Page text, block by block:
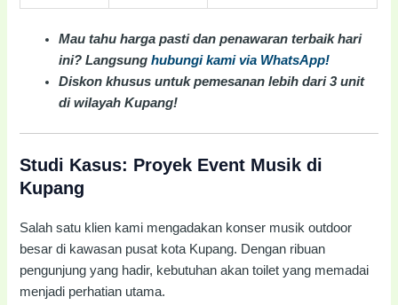
Mau tahu harga pasti dan penawaran terbaik hari
ini? Langsunghubungi kami via WhatsApp!
Diskon khusus untuk pemesanan lebih dari 3 unit
di wilayah Kupang!
Studi Kasus: Proyek Event Musik di
Kupang
Salah satu klien kami mengadakan konser musik outdoor
besar di kawasan pusat kota Kupang. Dengan ribuan
pengunjung yang hadir, kebutuhan akan toilet yang memadai
menjadi perhatian utama.